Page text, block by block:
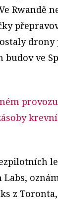
Rwandě
drony
ve
Labs,
z